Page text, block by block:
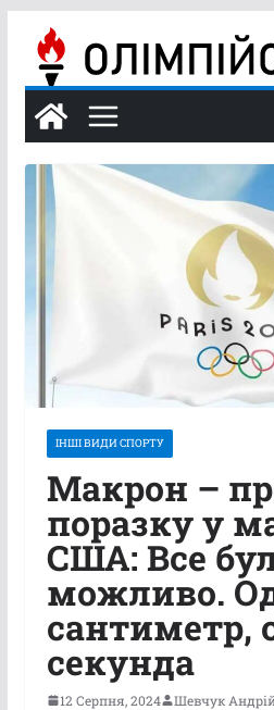
вмісту
ІНШІ ВИДИ СПОРТУ
Макрон –
поразку у
США: Все
можливо.
сантиметр,
секунда
12 Серпня, 2024 Шевчук